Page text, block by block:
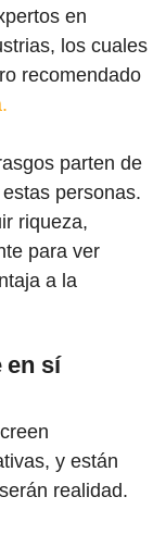
en
los cuales
recomendado
parten de
personas.
riqueza,
para ver
a la
en sí
y están
realidad.